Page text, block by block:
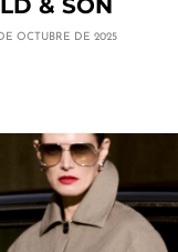
& SON
OCTUBRE DE 2025